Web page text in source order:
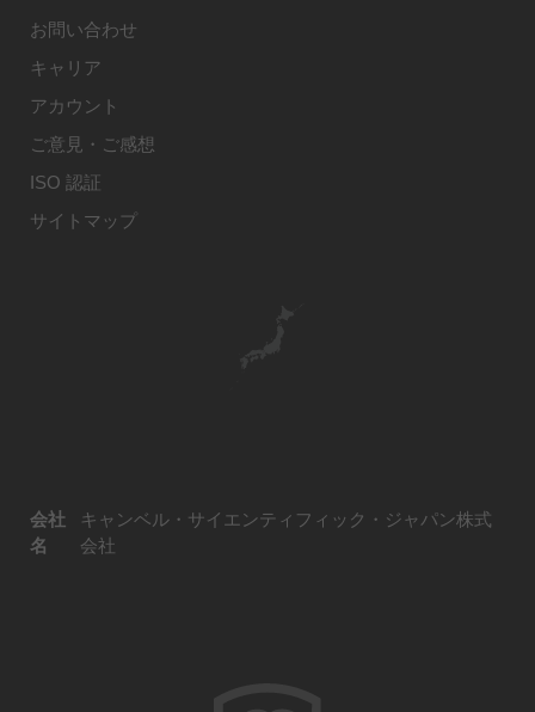
お問い合わせ
キャリア
アカウント
ご意見・ご感想
ISO 認証
サイトマップ
会社
名
キャンベル・サイエンティフィック・ジャパン株式
会社